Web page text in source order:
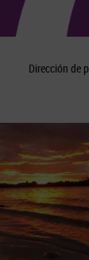
Dirección de